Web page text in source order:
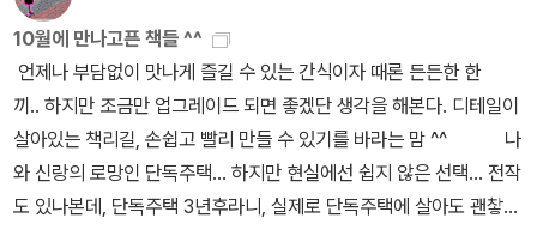
로 인해 맛있는 쌀이 된다지요!!!정말 힘들게 우리에게 온 쌀인 만큼
맛있게 먹어야겠답니다^^​ 부록으로 한눈에 보는 일 년 논농사책에
서 읽었던 내용을 생각하면서 다시 한 번 아이들과 이야기 해 보면 재
미있을 것 같아요^^​ 논에서 먹고 먹히는 먹이사슬잡아 먹히는 아이
들을 보면서 불쌍하다고 하는 와니혀니!! ^^ 생태계를 한 눈에 알아 볼
수 있어서 재미나게 책을 있었습니다!!와니혀니는 이렇게 또 머릿속
에 지식을 차곡차곡 넣어두었답니다
하게 유지되어야 한답니다.포식자가 많아도안된다지요. 한여름의 뜨
거운태양을 보고 장대비같은 장마를 지나고 황금색으로 벼가 익어갈
무렵..참새가 나타났네요..황금들녁에 허수아비를 세워놓고요즘은
자동으로 움직이는 허수아비를 만들어 놓는다고 하네요.참새들이 어
지간하면 안간데요 ㅜㅜ한해 농사를 망칠정도로 쪼아 먹는다고 하네
요..농부의 땀 만큼 생태계에서도 열심히 맛있는 쌀을 만든답니다. 논
10월에 만나고픈 책들 ^^
언제나 부담없이 맛나게 즐길 수 있는 간식이자 때론 든든한 한
끼.. 하지만 조금만 업그레이드 되면 좋겠단 생각을 해본다. 디테일이
살아있는 책리길, 손쉽고 빨리 만들 수 있기를 바라는 맘 ^^ 나
와 신랑의 로망인 단독주택... 하지만 현실에선 쉽지 않은 선택... 전작
도 있나본데, 단독주택 3년후라니, 실제로 단독주택에 살아도 괜챃을